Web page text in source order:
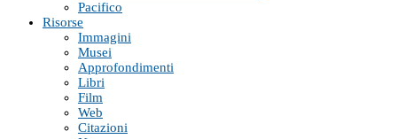
Pacifico
Risorse
Immagini
Musei
Approfondimenti
Libri
Film
Web
Citazioni